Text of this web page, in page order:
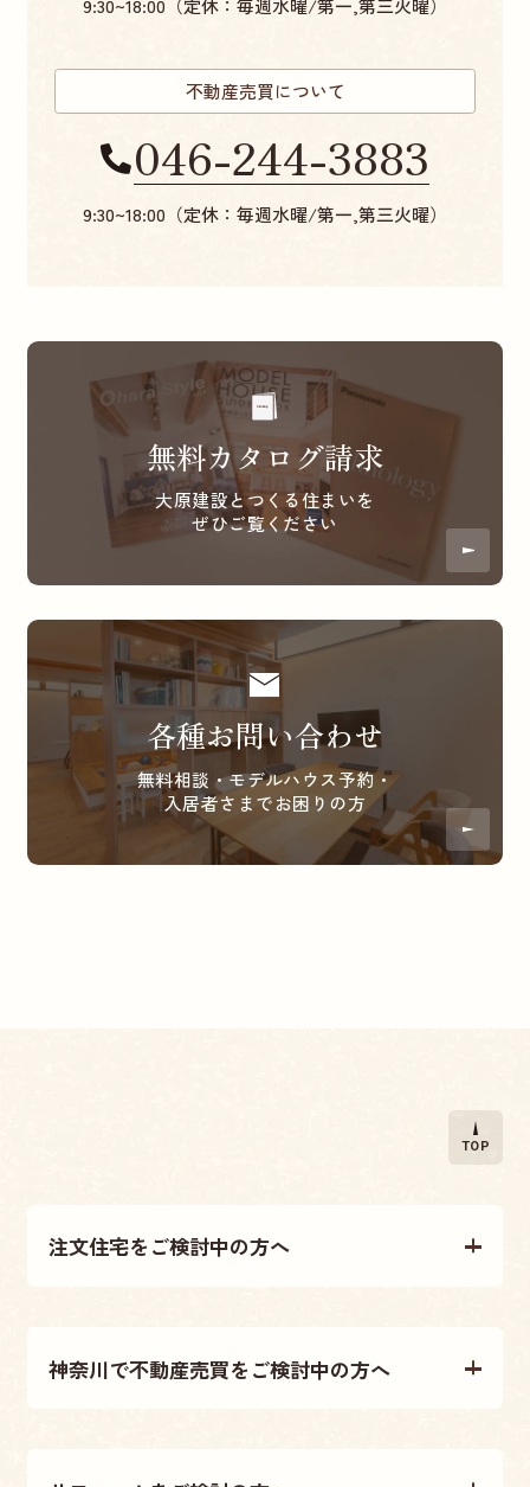
不動産売買について
046-244-3883
9:30~18:00（定休：毎週水曜/第一,第三火曜）
無料カタログ請求
大原建設とつくる住まいを
ぜひご覧ください
各種お問い合わせ
無料相談・モデルハウス予約・
入居者さまでお困りの方
注文住宅をご検討中の方へ
施工事例
神奈川で不動産売買をご検討中の方へ
TOP